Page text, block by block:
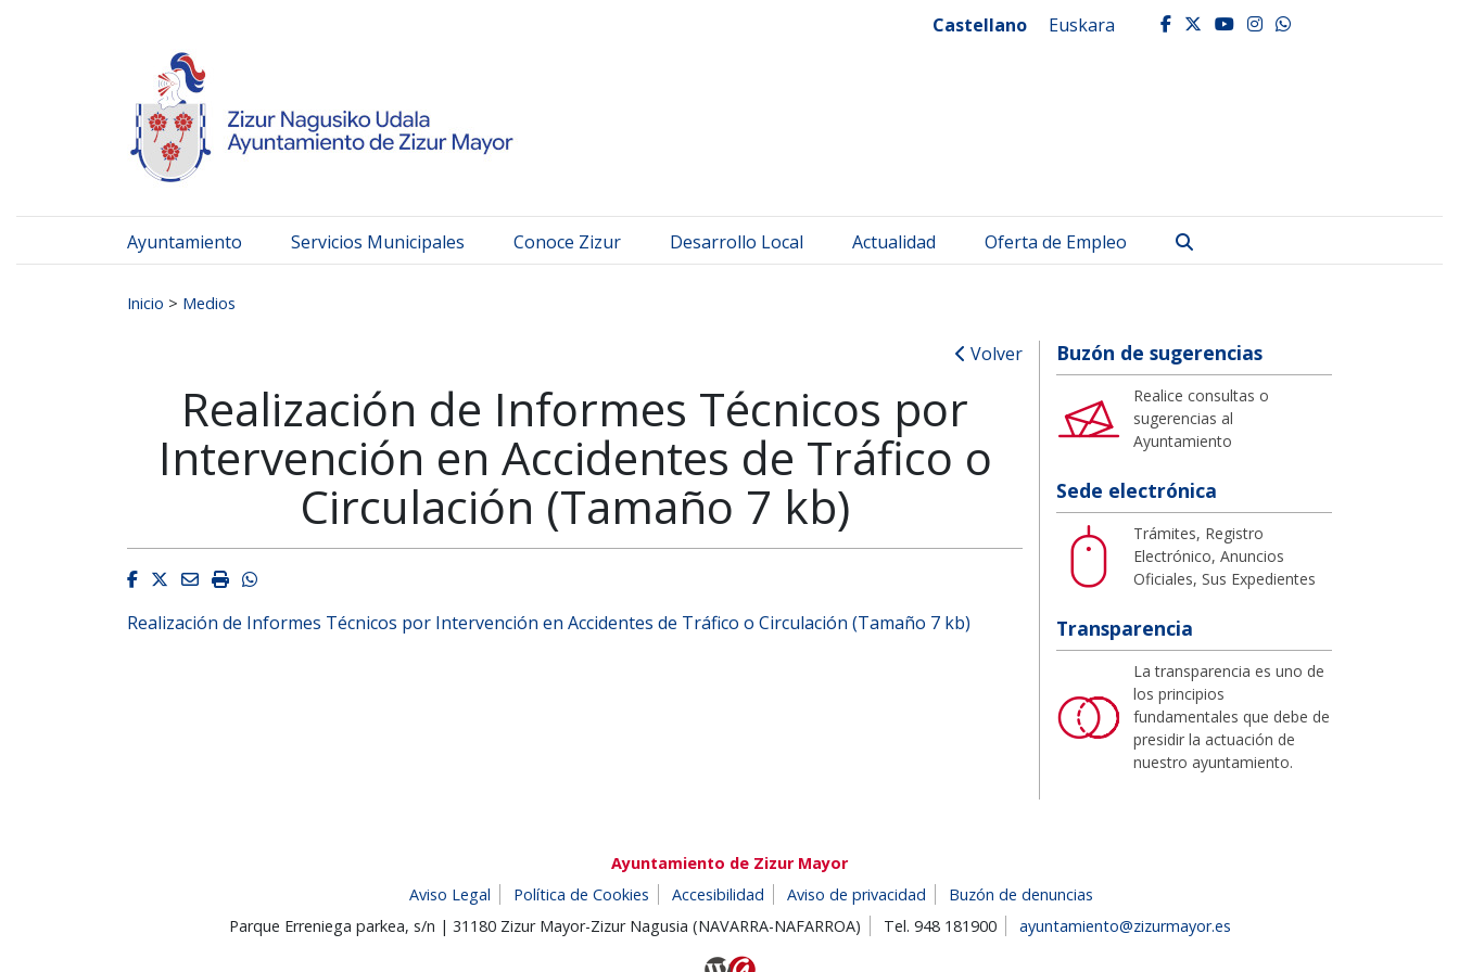
Castellano Euskara facebook
twitter
youtube
instagram
whatsapp
Ayuntamiento Servicios Municipales Conoce Zizur Desarrollo Local Actualidad Oferta de Empleo
Inicio > Medios
Volver
Realización de Informes Técnicos por
Intervención en Accidentes de Tráfico o
Circulación (Tamaño 7 kb)
Facebook
Twitter
EmailImprimirWhatsapp
Realización de Informes Técnicos por Intervención en Accidentes de Tráfico o Circulación (Tamaño 7 kb)
Buzón de sugerencias
Realice consultas o
sugerencias al
Ayuntamiento
Sede electrónica
Trámites, Registro
Electrónico, Anuncios
Oficiales, Sus Expedientes
Transparencia
La transparencia es uno de
los principios
fundamentales que debe de
presidir la actuación de
nuestro ayuntamiento.
Ayuntamiento de Zizur Mayor
Aviso Legal
Política de Cookies Accesibilidad Aviso de privacidad
Buzón de denuncias
Parque Erreniega parkea, s/n | 31180 Zizur Mayor-Zizur Nagusia (NAVARRA-NAFARROA)
Tel. 948 181900 ayuntamiento@zizurmayor.es